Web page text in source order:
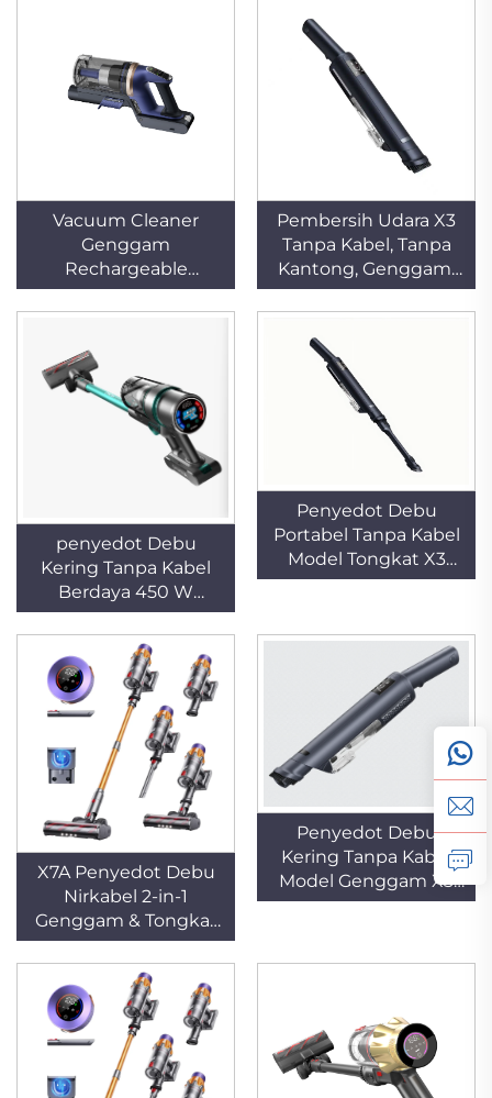
Debu Kering, Lampu
LED, dan Dapat Diisi
Ulang
Menit, untuk Rumah
Tangga, Mobil, dan
Hotel
Vacuum Cleaner
Genggam
Rechargeable
Multifungsi Berdaya
Tinggi dan Ringan
Siklon, Buatan
Produsen Profesional
untuk Mobil dan
Pembersih Udara X3
Tanpa Kabel, Tanpa
Kantong, Genggam,
Portabel, Model
Tongkat, Teknologi
Siklon, Kering, untuk
Membersihkan Bulu
Hewan Peliharaan,
Hotel, Rumah Tangga,
dan Karpet, dengan
Baterai yang Dapat
Dilepas
penyedot Debu
Kering Tanpa Kabel
Berdaya 450 W
dengan Filter HEPA,
Ringan, Portabel,
Menggunakan
Teknologi Siklon —
Cocok untuk Rumah
Tangga, Hotel, dan
Pembersihan Karpet
Hewan Peliharaan
Penyedot Debu
Portabel Tanpa Kabel
Model Tongkat X3
dengan Teknologi
Pembersihan Kering
Karpet Hotel, Rumah
Tangga, dan Hewan
Peliharaan, Tabung
Dapat Ditarik, Baterai
Dapat Dilepas
X7A Penyedot Debu
Nirkabel 2-in-1
Genggam & Tongkat
Tanpa Kantong, Kuat
dan Sunyi untuk
Penggunaan di Mobil
dan Hotel
Penyedot Debu
Kering Tanpa Kabel
Model Genggam X3
dengan Teknologi
Hotel dan Hewan
Peliharaan